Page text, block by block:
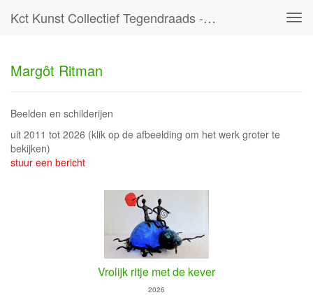
Kct Kunst Collectief Tegendraads - Margôt Ritman
Margôt Ritman
Beelden en schilderijen
uit 2011 tot 2026 (klik op de afbeelding om het werk groter te
bekijken)
stuur een bericht
Vrolijk ritje met de kever
2026